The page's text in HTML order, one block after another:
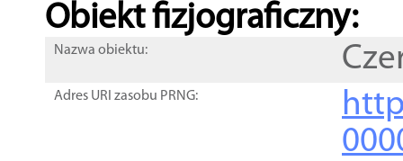
Obiekt fizjograficzny:
Nazwa obiektu:
Adres URI zasobu PRNG: